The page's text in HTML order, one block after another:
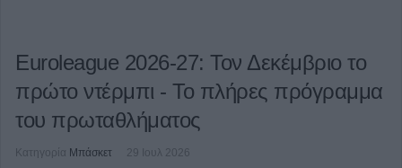
Euroleague 2026-27: Τον Δεκέμβριο το
πρώτο ντέρμπι - Το πλήρες πρόγραμμα
του πρωταθλήματος
Κατηγορία Μπάσκετ 29 Ιουλ 2026